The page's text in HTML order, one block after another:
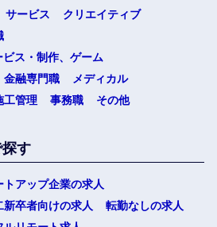
サービス
クリエイティブ
ス・制作、ゲーム
金融専門職
メディカル
工管理 事務職 その他
す
トアップ企業の求人
新卒者向けの求人
転勤なしの求人